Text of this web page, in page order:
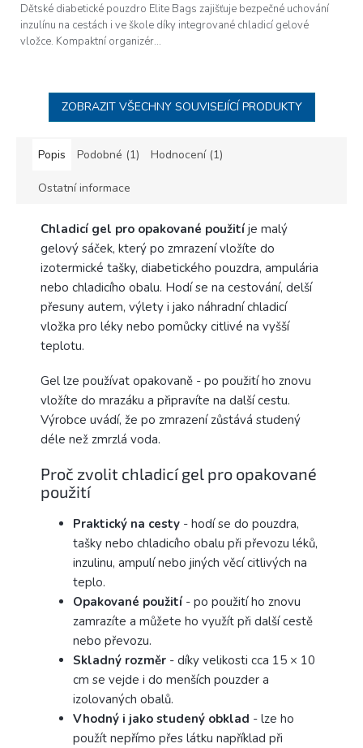
z
5
hvězdiček.
Dětské diabetické pouzdro Elite Bags zajišťuje bezpečné uchování
inzulínu na cestách i ve škole díky integrované chladicí gelové
vložce. Kompaktní organizér...
ZOBRAZIT VŠECHNY SOUVISEJÍCÍ PRODUKTY
Popis Podobné (1) Hodnocení (1)
Ostatní informace
Chladicí gel pro opakované použití je malý
gelový sáček, který po zmrazení vložíte do
izotermické tašky, diabetického pouzdra, ampulária
nebo chladicího obalu. Hodí se na cestování, delší
přesuny autem, výlety i jako náhradní chladicí
vložka pro léky nebo pomůcky citlivé na vyšší
teplotu.
Gel lze používat opakovaně - po použití ho znovu
vložíte do mrazáku a připravíte na další cestu.
Výrobce uvádí, že po zmrazení zůstává studený
déle než zmrzlá voda.
Proč zvolit chladicí gel pro opakované
použití
Praktický na cesty - hodí se do pouzdra,
tašky nebo chladicího obalu při převozu léků,
inzulinu, ampulí nebo jiných věcí citlivých na
teplo.
Opakované použití - po použití ho znovu
zamrazíte a můžete ho využít při další cestě
nebo převozu.
Skladný rozměr - díky velikosti cca 15 × 10
cm se vejde i do menších pouzder a
izolovaných obalů.
Vhodný i jako studený obklad - lze ho
použít nepřímo přes látku například při